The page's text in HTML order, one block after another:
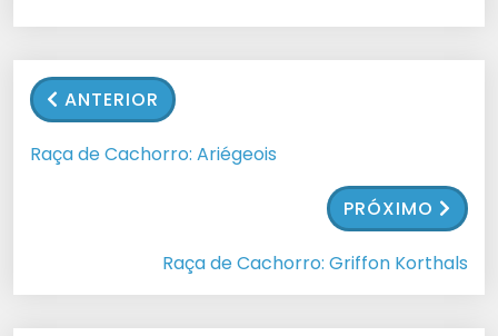
ANTERIOR
Raça de Cachorro: Ariégeois
PRÓXIMO
Raça de Cachorro: Griffon Korthals